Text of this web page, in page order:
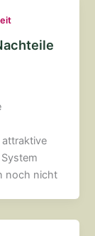
attraktive
noch nicht